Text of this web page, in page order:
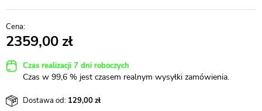
2359,00
Czas realizacji 7 dni roboczych
Czas w 99,6 % jest czasem realnym wysyłki zamówienia.
Dostawa od: 129,00